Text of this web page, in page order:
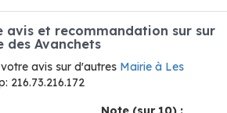
avis et recommandation sur sur
des Avanchets
avis sur d'autres Mairie à Les
216.73.216.172